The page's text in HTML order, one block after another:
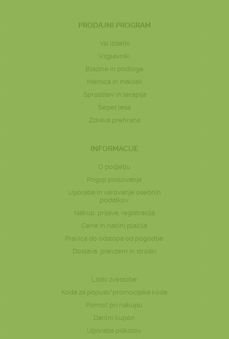
PRODAJNI PROGRAM
Vsi izdelki
Vzglavniki
Blazine in podloge
Mamica in malček
Sprostitev in terapija
Šepet lesa
Zdrava prehrana
INFORMACIJE
O podjetju
Pogoji poslovanja
Uporaba in varovanje osebnih
podatkov
Nakup, prijava, registracija
Cene in načini plačila
Pravica do odstopa od pogodbe
Dostava, prevzem in stroški
Listki zvestobe
Koda za popust/promocijska koda
Pomoč pri nakupu
Darilni kupon
Uporaba piškotov